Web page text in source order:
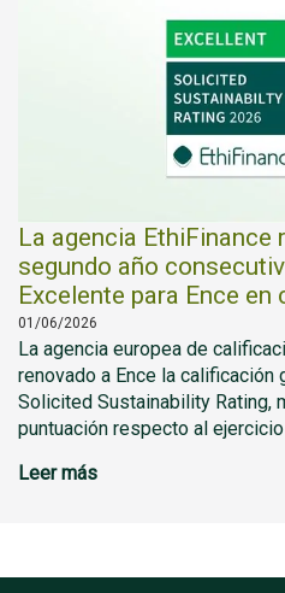
La agencia EthiFinance
segundo año
Excelente para Ence en
01/06/2026
La agencia europea de
renovado a Ence la calificación
Solicited Sustainability Rating,
puntuación respecto al ejercicio
Leer más